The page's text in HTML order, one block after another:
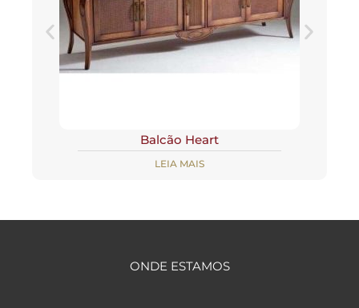
Balcão Heart
LEIA MAIS
ONDE ESTAMOS